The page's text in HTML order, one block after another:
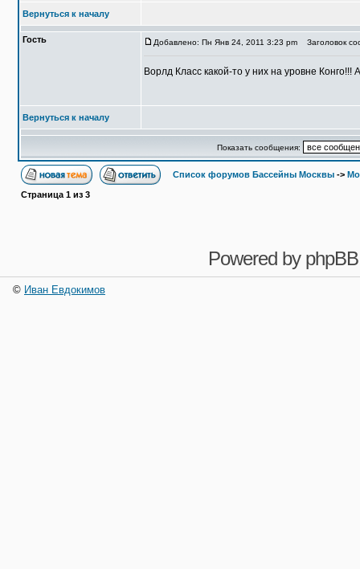
Вернуться к началу
Гость Добавлено: Пн Янв 24, 2011 3:23 pm Заголовок
Ворлд Класс какой-то у них на уровне
Вернуться к началу
Показать сообщения:
Список форумов Бассейны Москвы ->
Страница 1 из 3
Powered by phpBB
© Иван Евдокимов